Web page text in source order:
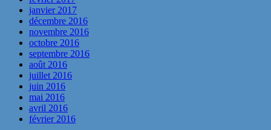
janvier 2017
décembre 2016
novembre 2016
octobre 2016
septembre 2016
août 2016
juillet 2016
juin 2016
mai 2016
avril 2016
février 2016